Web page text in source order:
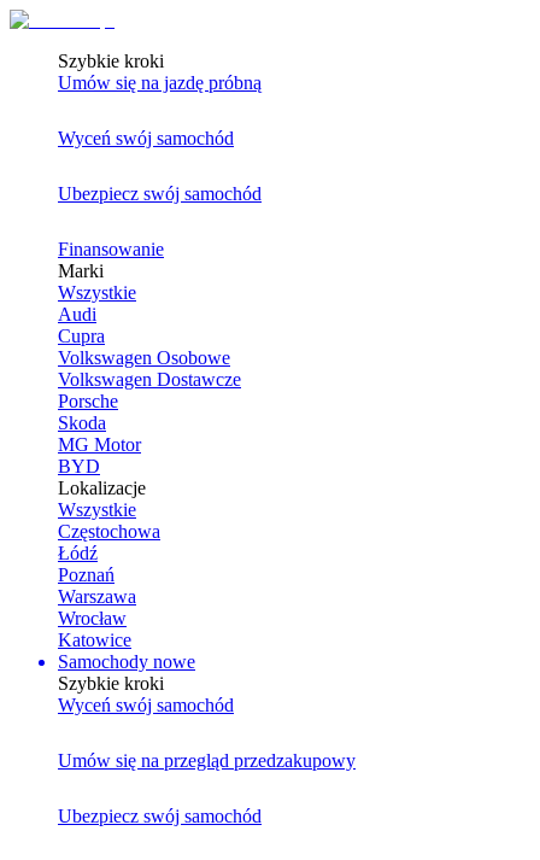
Szybkie kroki
Umów się na jazdę próbną
Wyceń swój samochód
Ubezpiecz swój samochód
Finansowanie
Marki
Wszystkie
Audi
Cupra
Volkswagen Osobowe
Volkswagen Dostawcze
Porsche
Skoda
MG Motor
BYD
Lokalizacje
Wszystkie
Częstochowa
Łódź
Poznań
Warszawa
Wrocław
Katowice
Samochody nowe
Szybkie kroki
Wyceń swój samochód
Umów się na przegląd przedzakupowy
Ubezpiecz swój samochód